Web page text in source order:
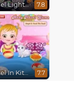
Baby Hazel Lighthouse Adventure 7.8
Baby Hazel In Kitchen 7.7